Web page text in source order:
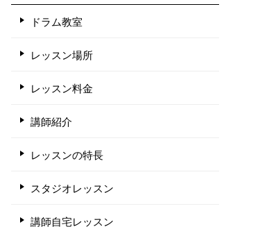
ドラム教室
レッスン場所
レッスン料金
講師紹介
レッスンの特長
スタジオレッスン
講師自宅レッスン